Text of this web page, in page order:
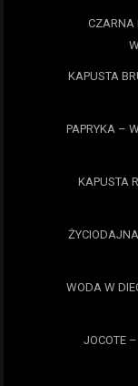
CZARNA
KAPUSTA
PAPRYKA –
KAPUSTA
WODA W
JOCOTE